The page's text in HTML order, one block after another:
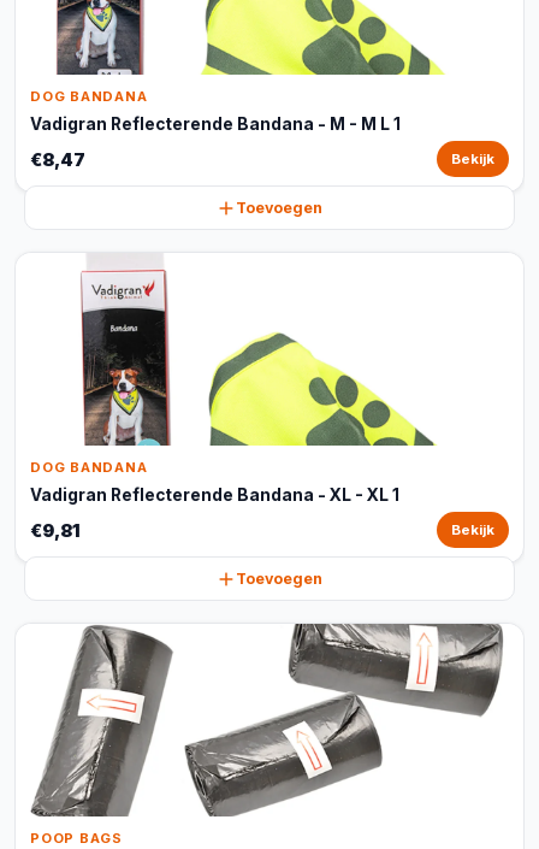
DOG BANDANA
Vadigran Reflecterende Bandana - M - M L 1
€8,47 Bekijk
Toevoegen
DOG BANDANA
Vadigran Reflecterende Bandana - XL - XL 1
€9,81 Bekijk
Toevoegen
POOP BAGS